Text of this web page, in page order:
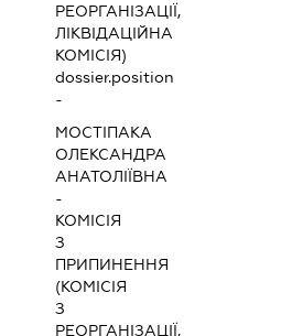
РЕОРГАНІЗАЦІЇ,
ЛІКВІДАЦІЙНА
КОМІСІЯ)
dossier.position
-
МОСТІПАКА
ОЛЕКСАНДРА
АНАТОЛІЇВНА
-
КОМІСІЯ
З
ПРИПИНЕННЯ
(КОМІСІЯ
З
РЕОРГАНІЗАЦІЇ,